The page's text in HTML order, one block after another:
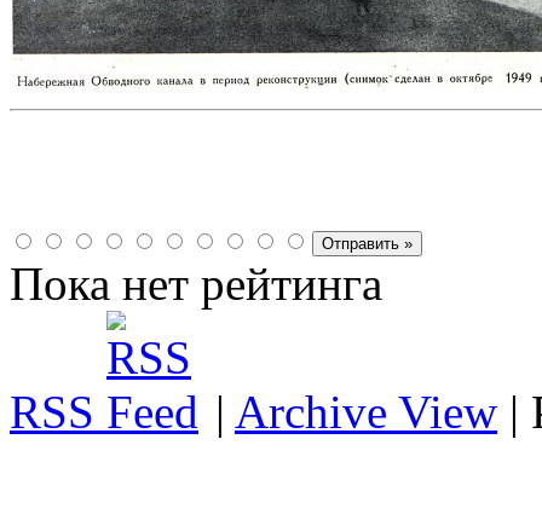
Пока нет рейтинга
RSS | Archive View |